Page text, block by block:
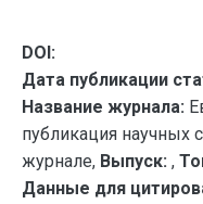
DOI:
Дата публикации
Название журнала:
публикация научных
журнале, Выпуск: ,
Данные для